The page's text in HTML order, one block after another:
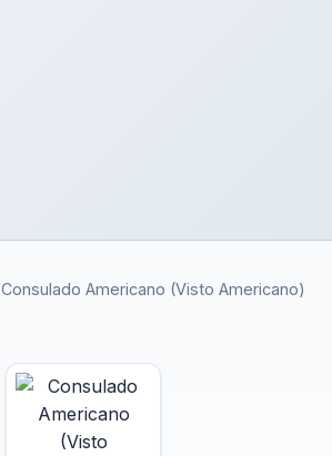
Consulado Americano (Visto Americano)